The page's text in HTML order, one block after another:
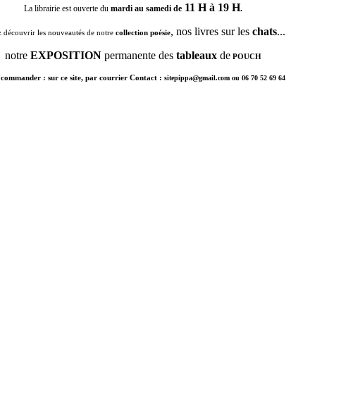
La librairie est ouverte du mardi au samedi de 11 H à 19 H.
découvrir les nouveautés de notrecollection poésie, nos livres sur les chats...
notre EXPOSITION permanente des tableaux de POUCH
: sur ce site, par courrier Contact : sitepippa@gmail.com ou 06 70 52 69 64